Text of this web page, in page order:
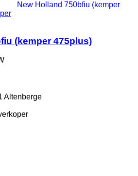
New Holland 750bfiu (kemper
(kemper 475plus)
Altenberge